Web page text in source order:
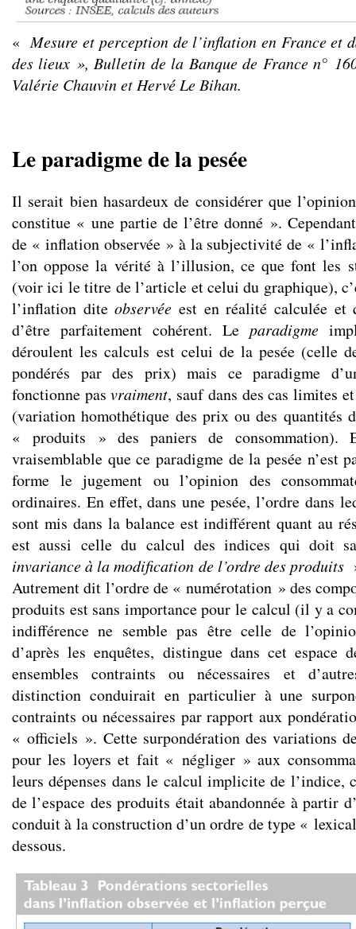
« Mesure et perception de l’inflation en France et
des lieux », Bulletin de la Banque de France n°
Valérie Chauvin et Hervé Le Bihan.
Le paradigme de la pesée
Il serait bien hasardeux de considérer que
constitue « une partie de l’être donné ».
de « inflation observée » à la subjectivité de «
l’on oppose la vérité à l’illusion, ce que font les
(voir ici le titre de l’article et celui du graphique),
l’inflation diteobservée est en réalité calculée
d’être parfaitement cohérent. Le paradigme
déroulent les calculs est celui de la pesée (celle
pondérés par des prix) mais ce paradigme
fonctionne pasvraiment, sauf dans des cas limites
(variation homothétique des prix ou des quantités
« produits » des paniers de
vraisemblable que ce paradigme de la pesée n’est
forme le jugement ou l’opinion des
ordinaires. En effet, dans une pesée, l’ordre dans
sont mis dans la balance est indifférent quant au
est aussi celle du calcul des indices qui doit
invariance à la modification de l’ordre des produits
Autrement dit l’ordre de « numérotation » des
produits est sans importance pour le calcul (il y a
indifférence ne semble pas être celle de
d’après les enquêtes, distingue dans cet espace
ensembles contraints ou nécessaires et
distinction conduirait en particulier à une
contraints ou nécessaires par rapport aux
« officiels ». Cette surpondération des variations
pour les loyers et fait « négliger » aux
leurs dépenses dans le calcul implicite de l’indice,
de l’espace des produits était abandonnée à partir
conduit à la construction d’un ordre de type «
dessous.